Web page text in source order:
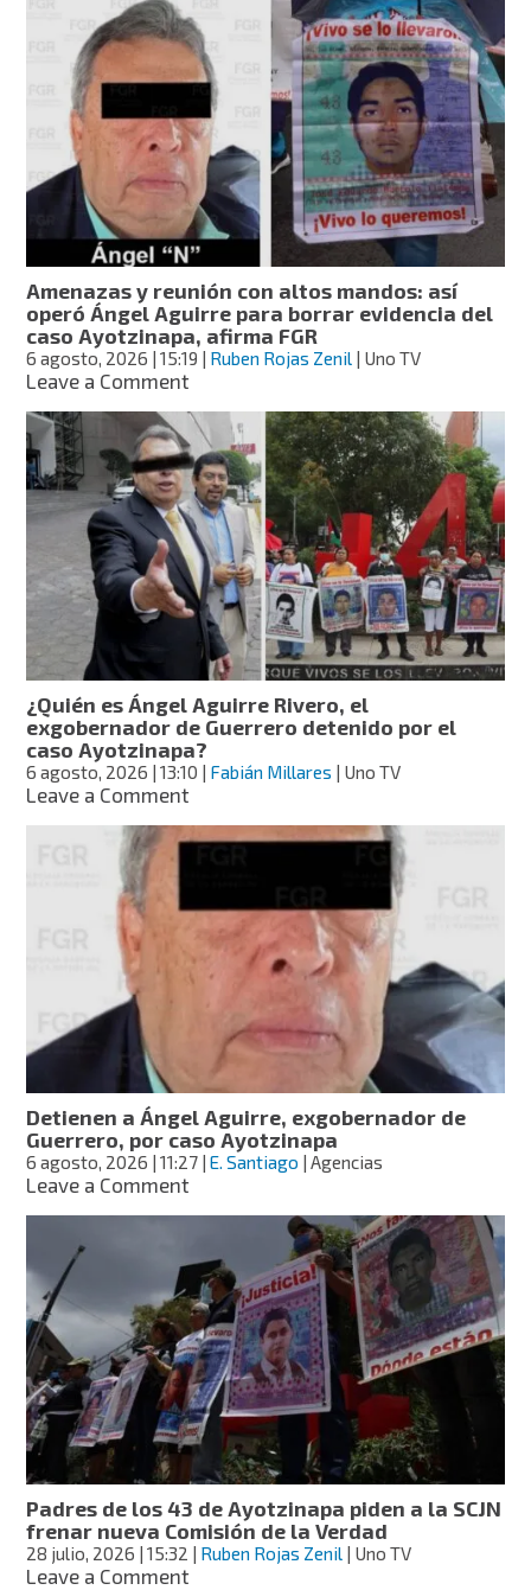
Aguirre
ingresa
al
penal
del
Altiplano
tras
ser
detenido
por
caso
Ayotzinapa;
lo
acusan
de
borrar
Amenazas y reunión con altos mandos: así
operó Ángel Aguirre para borrar evidencia del
caso Ayotzinapa, afirma FGR
6 agosto, 2026 | 15:19 | Ruben Rojas Zenil | Uno TV
Leave a Commenton
y
reunión
con
altos
mandos:
así
operó
Ángel
Aguirre
para
borrar
evidencia
del
caso
Ayotzinapa,
afirma
¿Quién es Ángel Aguirre Rivero, el
exgobernador de Guerrero detenido por el
caso Ayotzinapa?
6 agosto, 2026 | 13:10 | Fabián Millares | Uno TV
Leave a Commenton
es
Rivero,
el
exgobernador
de
Guerrero
detenido
por
caso
Ayotzinapa?
Detienen a Ángel Aguirre, exgobernador de
Guerrero, por caso Ayotzinapa
6 agosto, 2026 | 11:27 |E. Santiago | Agencias
Leave a Commenton
Ángel
Aguirre,
exgobernador
de
Guerrero,
por
caso
Ayotzinapa
Padres de los 43 de Ayotzinapa piden a la SCJN
frenar nueva Comisión de la Verdad
28 julio, 2026 | 15:32 | Ruben Rojas Zenil | Uno TV
Leave a Commenton